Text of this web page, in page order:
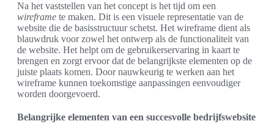
Na het vaststellen van het concept is het tijd om een
wireframe te maken. Dit is een visuele representatie van de
website die de basisstructuur schetst. Het wireframe dient als
blauwdruk voor zowel het ontwerp als de functionaliteit van
de website. Het helpt om de gebruikerservaring in kaart te
brengen en zorgt ervoor dat de belangrijkste elementen op de
juiste plaats komen. Door nauwkeurig te werken aan het
wireframe kunnen toekomstige aanpassingen eenvoudiger
worden doorgevoerd.
Belangrijke elementen van een succesvolle bedrijfswebsite